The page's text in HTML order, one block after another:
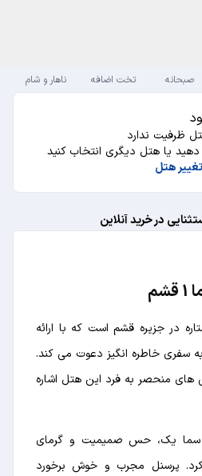
صبحانه تخت اضافه ناهار و شام
ظرفیت ندارد
دهید یا هتل دیگری انتخاب کنید
تغییر هتل
سما یک، هتلی 3 ستاره در جزیره قشم است که با ارائه
سفری خاطره انگیز دعوت می کند.
های منحصر به فرد این هتل اشاره
یک، حس صمیمیت و گرمای
کرد. پرسنل مجرب و خوش برخورد